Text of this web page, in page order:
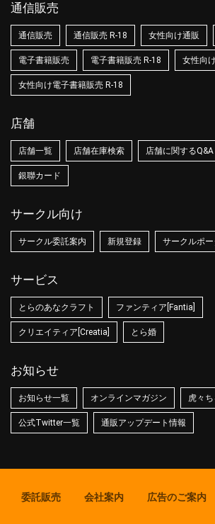
通信販売
通信販売 通信販売 R-18 女性向け通販
電子書籍販売 電子書籍販売 R-18 女性向
女性向け電子書籍販売 R-18
店舗
店舗一覧 店舗在庫検索 店舗に関するQ&A
銀聯カード
サークル向け
サークル委託案内 新規登録 サークルポ
サービス
とらのあなクラフト ファンティア[Fantia]
クリエイティア[Creatia] とら婚
お知らせ
お知らせ一覧 オンラインマガジン 虎々
公式Twitter一覧 通販アップデート情報
委託販売 会社案内 広告のご案内